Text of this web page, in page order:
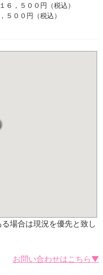
６，５００円（税込）
５００円（税込）
場合は現況を優先と致し
お問い合わせはこちら▼